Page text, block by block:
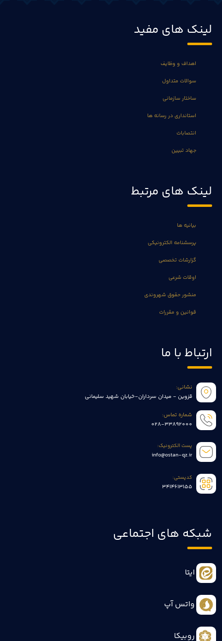
لینک های مفید
اهداف و وظایف
سوالات متداول
ساختار سازمانی
استانداری در رسانه ها
انتصابات
جهاد تبیین
لینک های مرتبط
بیانیه ها
پرسشنامه الکترونیکی
گزارشات تخصصی
اوقات شرعی
منشور حقوق شهروندی
قوانین و مقررات
ارتباط با ما
نشانی:
قزوین - میدان سرداران-خیابان شهید سلیمانی
شماره تماس:
028-33892000
پست الکترونیک:
info@ostan-qz.ir
کدپستی:
3414613155
شبکه های اجتماعی
ایتا
واتس آپ
روبیکا